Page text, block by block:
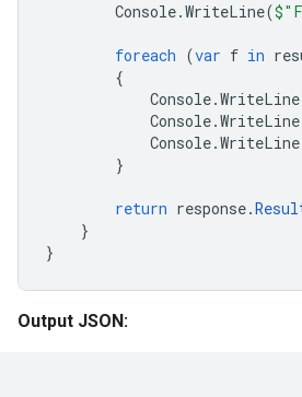
Console.WriteLine(
foreach (var f in
{
Console.WriteLine
Console.WriteLine
Console.WriteLine
}
return response.
}
}
Output JSON: